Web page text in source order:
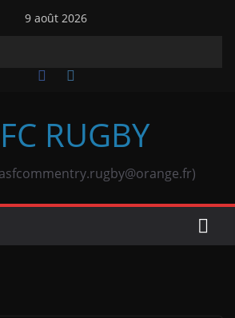
9 août 2026
RUGBY